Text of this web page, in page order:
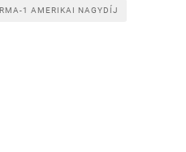
1 AMERIKAI NAGYDÍJ